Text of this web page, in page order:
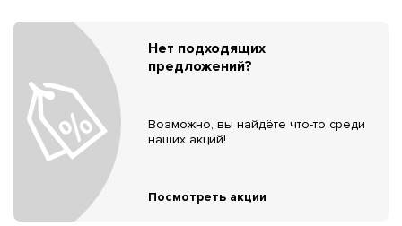
Нет подходящих
предложений?
Возможно, вы найдёте что-то среди
наших акций!
Посмотреть акции